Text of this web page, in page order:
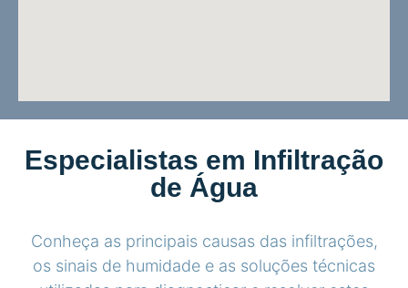
Especialistas em Infiltração
de Água
Conheça as principais causas das infiltrações,
os sinais de humidade e as soluções técnicas